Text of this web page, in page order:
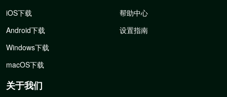
iOS下载
Android下载
Windows下载
macOS下载
帮助中心
设置指南
关于我们